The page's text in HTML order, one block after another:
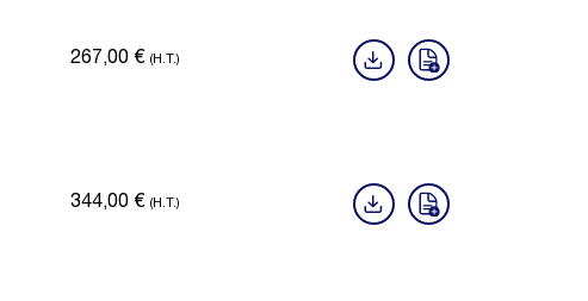
267,00 € (H.T.)
344,00 € (H.T.)